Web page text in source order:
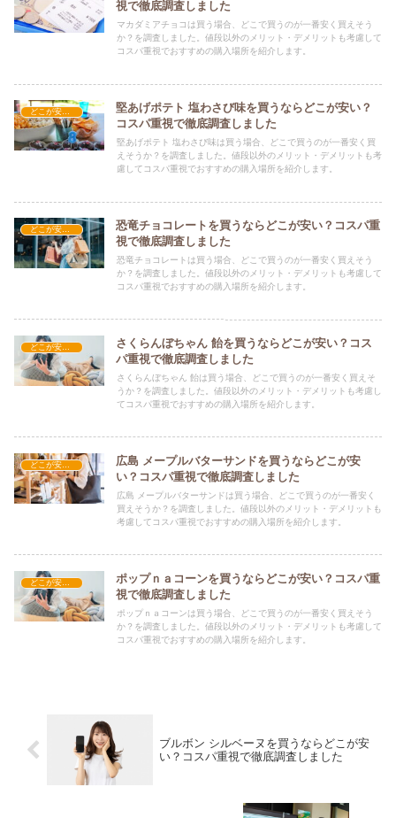
視で徹底調査しました
マカダミアチョコは買う場合、どこで買うのが一番安く買えそう
か？を調査しました。値段以外のメリット・デメリットも考慮して
コスパ重視でおすすめの購入場所を紹介します。
どこが安い？-お菓子・スイーツ・アイス
堅あげポテト 塩わさび味を買うならどこが安い？
コスパ重視で徹底調査しました
堅あげポテト 塩わさび味は買う場合、どこで買うのが一番安く買
えそうか？を調査しました。値段以外のメリット・デメリットも考
慮してコスパ重視でおすすめの購入場所を紹介します。
どこが安い？-お菓子・スイーツ・アイス
恐竜チョコレートを買うならどこが安い？コスパ重
視で徹底調査しました
恐竜チョコレートは買う場合、どこで買うのが一番安く買えそう
か？を調査しました。値段以外のメリット・デメリットも考慮して
コスパ重視でおすすめの購入場所を紹介します。
どこが安い？-お菓子・スイーツ・アイス
さくらんぼちゃん 飴を買うならどこが安い？コス
パ重視で徹底調査しました
さくらんぼちゃん 飴は買う場合、どこで買うのが一番安く買えそ
うか？を調査しました。値段以外のメリット・デメリットも考慮し
てコスパ重視でおすすめの購入場所を紹介します。
どこが安い？-お菓子・スイーツ・アイス
広島 メープルバターサンドを買うならどこが安
い？コスパ重視で徹底調査しました
広島 メープルバターサンドは買う場合、どこで買うのが一番安く
買えそうか？を調査しました。値段以外のメリット・デメリットも
考慮してコスパ重視でおすすめの購入場所を紹介します。
どこが安い？-お菓子・スイーツ・アイス
ポップｎａコーンを買うならどこが安い？コスパ重
視で徹底調査しました
ポップｎａコーンは買う場合、どこで買うのが一番安く買えそう
か？を調査しました。値段以外のメリット・デメリットも考慮して
コスパ重視でおすすめの購入場所を紹介します。
ブルボン シルベーヌを買うならどこが安
い？コスパ重視で徹底調査しました